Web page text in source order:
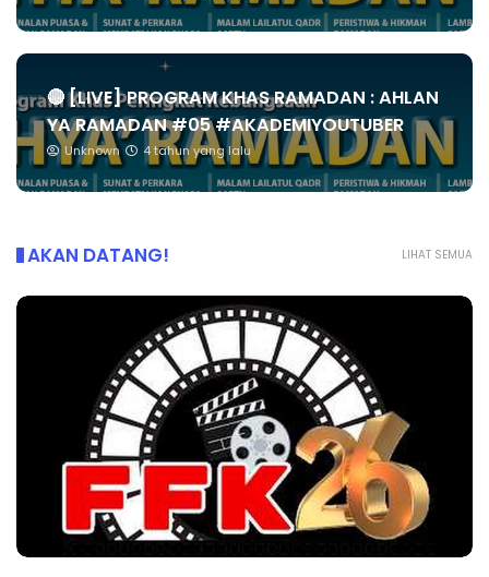
🔴 [LIVE] PROGRAM KHAS RAMADAN : AHLAN
YA RAMADAN #05 #AKADEMIYOUTUBER
Unknown 4 tahun yang lalu
LIHAT SEMUA
AKAN DATANG!